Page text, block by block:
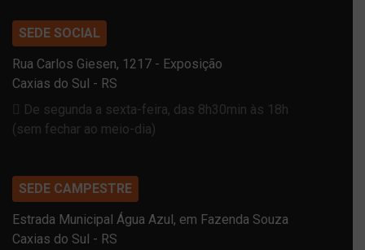
SEDE SOCIAL
Rua Carlos Giesen, 1217 - Exposição
Caxias do Sul - RS
De segunda a sexta-feira, das 8h30min às 18h
(sem fechar ao meio-dia)
SEDE CAMPESTRE
Estrada Municipal Água Azul, em Fazenda Souza
Caxias do Sul - RS